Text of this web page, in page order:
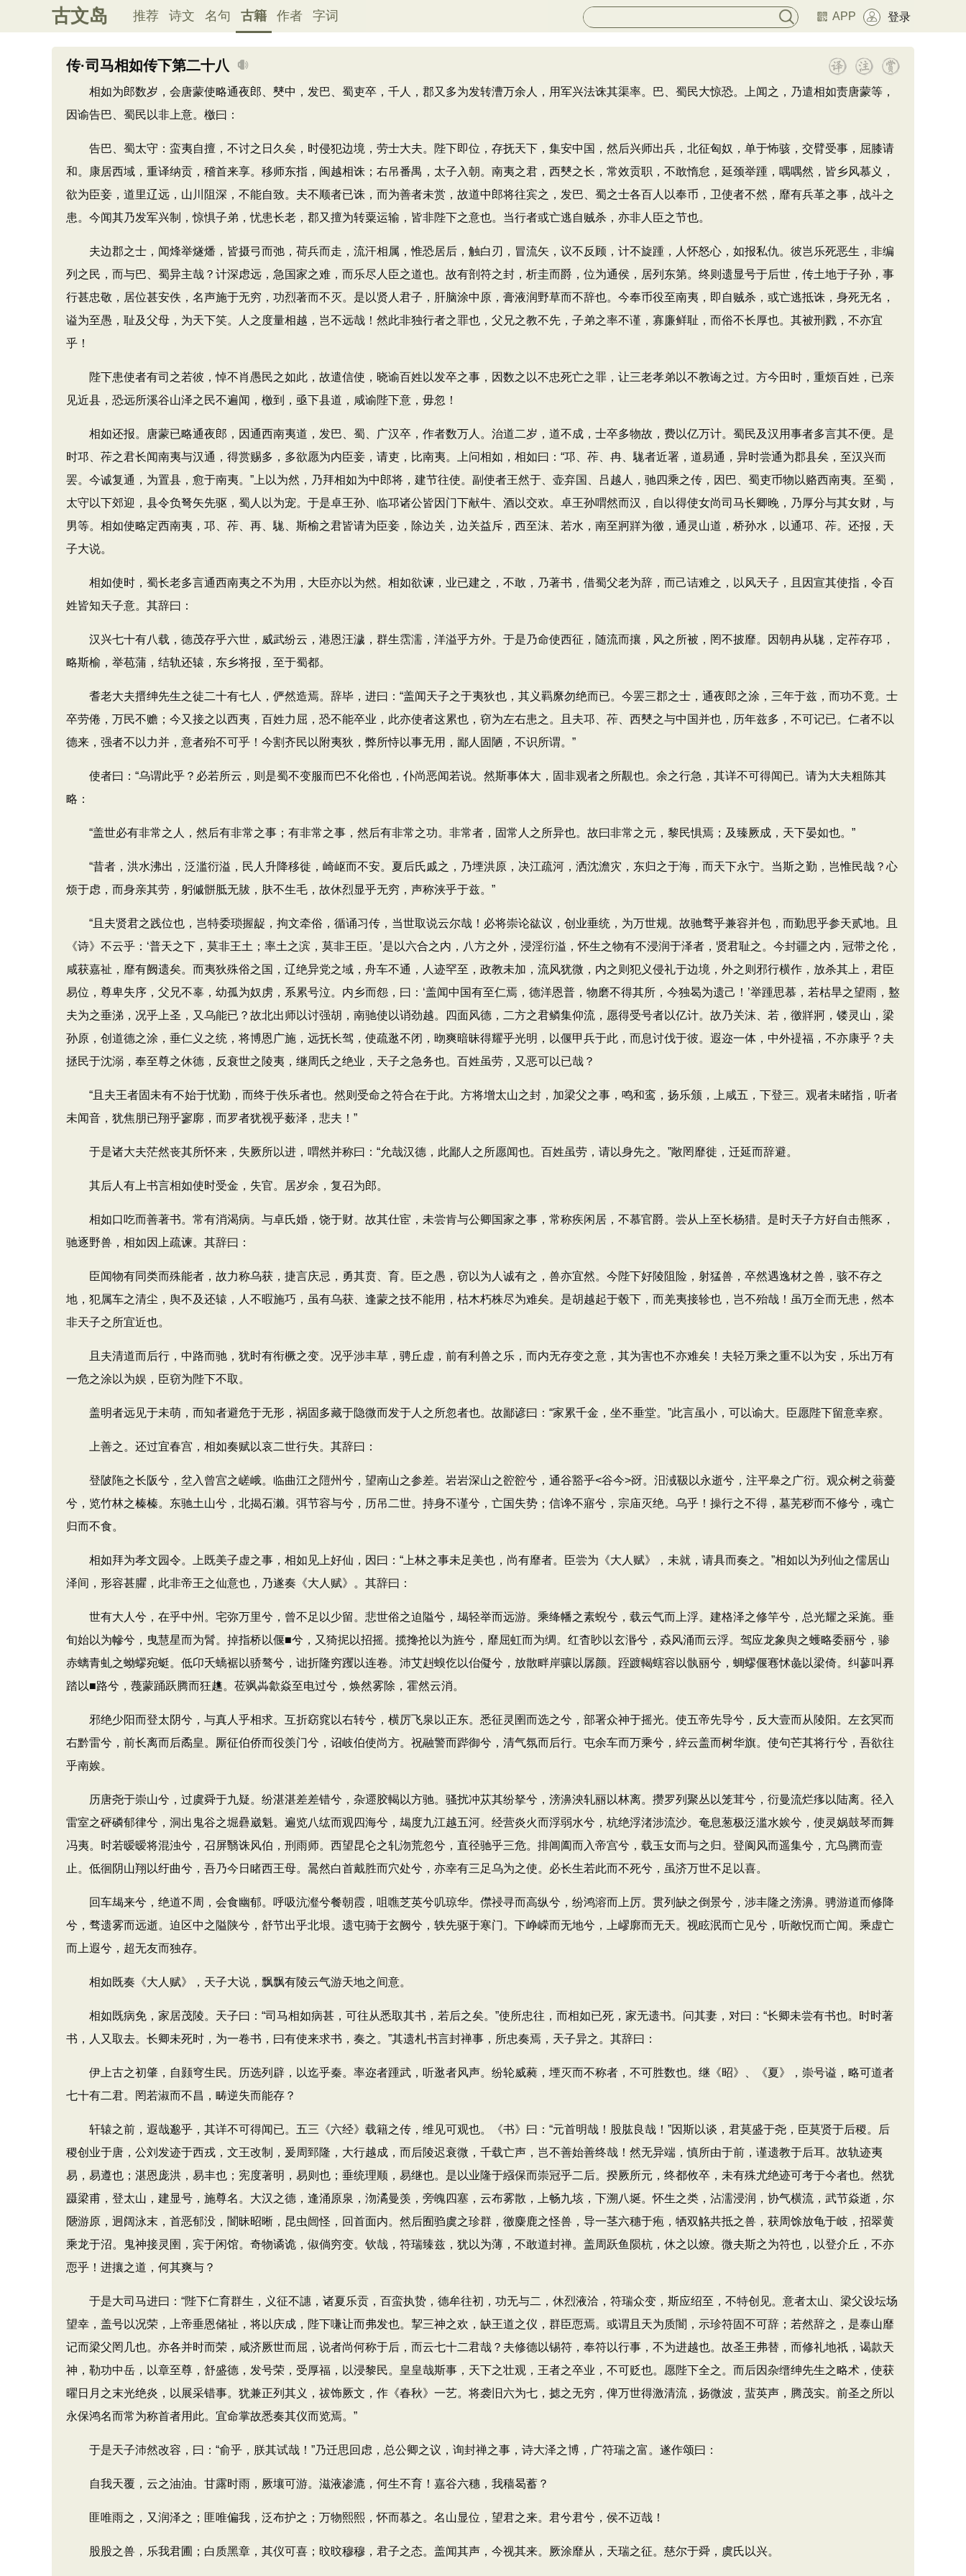
古文岛 推荐 诗文 名句 古籍 作者 字词 APP 登录
传·司马相如传下第二十八
相如为郎数岁，会唐蒙使略通夜郎、僰中，发巴、蜀吏卒，千人，郡又多为发转漕万余人，用军兴法诛其渠率。巴、蜀民大惊恐。上闻之，乃遣相如责唐蒙等，
因谕告巴、蜀民以非上意。檄曰：
告巴、蜀太守：蛮夷自擅，不讨之日久矣，时侵犯边境，劳士大夫。陛下即位，存抚天下，集安中国，然后兴师出兵，北征匈奴，单于怖骇，交臂受事，屈膝请
和。康居西域，重译纳贡，稽首来享。移师东指，闽越相诛；右吊番禺，太子入朝。南夷之君，西僰之长，常效贡职，不敢惰怠，延颈举踵，喁喁然，皆乡风慕义，
欲为臣妾，道里辽远，山川阻深，不能自致。夫不顺者已诛，而为善者未赏，故道中郎将往宾之，发巴、蜀之士各百人以奉币，卫使者不然，靡有兵革之事，战斗之
患。今闻其乃发军兴制，惊惧子弟，忧患长老，郡又擅为转粟运输，皆非陛下之意也。当行者或亡逃自贼杀，亦非人臣之节也。
夫边郡之士，闻烽举燧燔，皆摄弓而弛，荷兵而走，流汗相属，惟恐居后，触白刃，冒流矢，议不反顾，计不旋踵，人怀怒心，如报私仇。彼岂乐死恶生，非编
列之民，而与巴、蜀异主哉？计深虑远，急国家之难，而乐尽人臣之道也。故有剖符之封，析圭而爵，位为通侯，居列东第。终则遗显号于后世，传土地于子孙，事
行甚忠敬，居位甚安佚，名声施于无穷，功烈著而不灭。是以贤人君子，肝脑涂中原，膏液润野草而不辞也。今奉币役至南夷，即自贼杀，或亡逃抵诛，身死无名，
谥为至愚，耻及父母，为天下笑。人之度量相越，岂不远哉！然此非独行者之罪也，父兄之教不先，子弟之率不谨，寡廉鲜耻，而俗不长厚也。其被刑戮，不亦宜
乎！
陛下患使者有司之若彼，悼不肖愚民之如此，故遣信使，晓谕百姓以发卒之事，因数之以不忠死亡之罪，让三老孝弟以不教诲之过。方今田时，重烦百姓，已亲
见近县，恐远所溪谷山泽之民不遍闻，檄到，亟下县道，咸谕陛下意，毋忽！
相如还报。唐蒙已略通夜郎，因通西南夷道，发巴、蜀、广汉卒，作者数万人。治道二岁，道不成，士卒多物故，费以亿万计。蜀民及汉用事者多言其不便。是
时邛、莋之君长闻南夷与汉通，得赏赐多，多欲愿为内臣妾，请吏，比南夷。上问相如，相如曰：“邛、莋、冉、駹者近署，道易通，异时尝通为郡县矣，至汉兴而
罢。今诚复通，为置县，愈于南夷。”上以为然，乃拜相如为中郎将，建节往使。副使者王然于、壶弃国、吕越人，驰四乘之传，因巴、蜀吏币物以赂西南夷。至蜀，
太守以下郊迎，县令负弩矢先驱，蜀人以为宠。于是卓王孙、临邛诸公皆因门下献牛、酒以交欢。卓王孙喟然而汉，自以得使女尚司马长卿晚，乃厚分与其女财，与
男等。相如使略定西南夷，邛、莋、再、駹、斯榆之君皆请为臣妾，除边关，边关益斥，西至沫、若水，南至牁牂为徼，通灵山道，桥孙水，以通邛、莋。还报，天
子大说。
相如使时，蜀长老多言通西南夷之不为用，大臣亦以为然。相如欲谏，业已建之，不敢，乃著书，借蜀父老为辞，而己诘难之，以风天子，且因宣其使指，令百
姓皆知天子意。其辞曰：
汉兴七十有八载，德茂存乎六世，威武纷云，港恩汪濊，群生霑濡，洋溢乎方外。于是乃命使西征，随流而攘，风之所被，罔不披靡。因朝冉从駹，定莋存邛，
略斯榆，举苞蒲，结轨还辕，东乡将报，至于蜀都。
耆老大夫搢绅先生之徒二十有七人，俨然造焉。辞毕，进曰：“盖闻天子之于夷狄也，其义羁縻勿绝而已。今罢三郡之士，通夜郎之涂，三年于兹，而功不竟。士
卒劳倦，万民不赡；今又接之以西夷，百姓力屈，恐不能卒业，此亦使者这累也，窃为左右患之。且夫邛、莋、西僰之与中国并也，历年兹多，不可记已。仁者不以
德来，强者不以力并，意者殆不可乎！今割齐民以附夷狄，弊所恃以事无用，鄙人固陋，不识所谓。”
使者曰：“乌谓此乎？必若所云，则是蜀不变服而巴不化俗也，仆尚恶闻若说。然斯事体大，固非观者之所覯也。余之行急，其详不可得闻已。请为大夫粗陈其
略：
“盖世必有非常之人，然后有非常之事；有非常之事，然后有非常之功。非常者，固常人之所异也。故曰非常之元，黎民惧焉；及臻厥成，天下晏如也。”
“昔者，洪水沸出，泛滥衍溢，民人升降移徙，崎岖而不安。夏后氏戚之，乃堙洪原，决江疏河，洒沈澹灾，东归之于海，而天下永宁。当斯之勤，岂惟民哉？心
烦于虑，而身亲其劳，躬傶骿胝无胈，肤不生毛，故休烈显乎无穷，声称浃乎于兹。”
“且夫贤君之践位也，岂特委琐握龊，拘文牵俗，循诵习传，当世取说云尔哉！必将崇论谹议，创业垂统，为万世规。故驰骛乎兼容并包，而勤思乎参天贰地。且
《诗》不云乎：‘普天之下，莫非王土；率土之滨，莫非王臣。’是以六合之内，八方之外，浸淫衍溢，怀生之物有不浸润于泽者，贤君耻之。今封疆之内，冠带之伦，
咸获嘉祉，靡有阙遗矣。而夷狄殊俗之国，辽绝异党之域，舟车不通，人迹罕至，政教未加，流风犹微，内之则犯义侵礼于边境，外之则邪行横作，放杀其上，君臣
易位，尊卑失序，父兄不辜，幼孤为奴虏，系累号泣。内乡而怨，曰：‘盖闻中国有至仁焉，德洋恩普，物磨不得其所，今独曷为遗己！’举踵思慕，若枯旱之望雨，盭
夫为之垂涕，况乎上圣，又乌能已？故北出师以讨强胡，南驰使以诮劲越。四面风德，二方之君鳞集仰流，愿得受号者以亿计。故乃关沫、若，徼牂牁，镂灵山，梁
孙原，创道德之涂，垂仁义之统，将博恩广施，远抚长驾，使疏逖不闭，昒爽暗昧得耀乎光明，以偃甲兵于此，而息讨伐于彼。遐迩一体，中外禔福，不亦康乎？夫
拯民于沈溺，奉至尊之休德，反衰世之陵夷，继周氏之绝业，天子之急务也。百姓虽劳，又恶可以已哉？
“且夫王者固未有不始于忧勤，而终于佚乐者也。然则受命之符合在于此。方将增太山之封，加梁父之事，鸣和鸾，扬乐颁，上咸五，下登三。观者未睹指，听者
未闻音，犹焦朋已翔乎寥廓，而罗者犹视乎薮泽，悲夫！”
于是诸大夫茫然丧其所怀来，失厥所以进，喟然并称曰：“允哉汉德，此鄙人之所愿闻也。百姓虽劳，请以身先之。”敞罔靡徙，迁延而辞避。
其后人有上书言相如使时受金，失官。居岁余，复召为郎。
相如口吃而善著书。常有消渴病。与卓氏婚，饶于财。故其仕宦，未尝肯与公卿国家之事，常称疾闲居，不慕官爵。尝从上至长杨猎。是时天子方好自击熊豕，
驰逐野兽，相如因上疏谏。其辞曰：
臣闻物有同类而殊能者，故力称乌获，捷言庆忌，勇其贲、育。臣之愚，窃以为人诚有之，兽亦宜然。今陛下好陵阻险，射猛兽，卒然遇逸材之兽，骇不存之
地，犯属车之清尘，舆不及还辕，人不暇施巧，虽有乌获、逢蒙之技不能用，枯木朽株尽为难矣。是胡越起于毂下，而羌夷接轸也，岂不殆哉！虽万全而无患，然本
非天子之所宜近也。
且夫清道而后行，中路而驰，犹时有衔橛之变。况乎涉丰草，骋丘虚，前有利兽之乐，而内无存变之意，其为害也不亦难矣！夫轻万乘之重不以为安，乐出万有
一危之涂以为娱，臣窃为陛下不取。
盖明者远见于未萌，而知者避危于无形，祸固多藏于隐微而发于人之所忽者也。故鄙谚曰：“家累千金，坐不垂堂。”此言虽小，可以谕大。臣愿陛下留意幸察。
上善之。还过宜春宫，相如奏赋以哀二世行失。其辞曰：
登陂陁之长阪兮，坌入曾宫之嵯峨。临曲江之隑州兮，望南山之参差。岩岩深山之谾谾兮，通谷豁乎<谷今>谺。汨淢靸以永逝兮，注平皋之广衍。观众树之蓊薆
兮，览竹林之榛榛。东驰土山兮，北揭石濑。弭节容与兮，历吊二世。持身不谨兮，亡国失势；信谗不寤兮，宗庙灭绝。乌乎！操行之不得，墓芜秽而不修兮，魂亡
归而不食。
相如拜为孝文园令。上既美子虚之事，相如见上好仙，因曰：“上林之事未足美也，尚有靡者。臣尝为《大人赋》，未就，请具而奏之。”相如以为列仙之儒居山
泽间，形容甚臞，此非帝王之仙意也，乃遂奏《大人赋》。其辞曰：
世有大人兮，在乎中州。宅弥万里兮，曾不足以少留。悲世俗之迫隘兮，朅轻举而远游。乘绛幡之素蜺兮，载云气而上浮。建格泽之修竿兮，总光耀之采旄。垂
旬始以为幓兮，曳慧星而为髾。掉指桥以偃■兮，又猗抳以招摇。揽搀抢以为旌兮，靡屈虹而为绸。红杳眇以玄湣兮，猋风涌而云浮。驾应龙象舆之蠖略委丽兮，骖
赤螭青虬之蚴蟉宛蜓。低卬夭蟜裾以骄骜兮，诎折隆穷躩以连卷。沛艾赳螑仡以佁儗兮，放散畔岸骧以孱颜。跮踱輵螛容以骫丽兮，蜩蟉偃寋怵彘以梁倚。纠蓼叫奡
踏以■路兮，薎蒙踊跃腾而狂趭。莅飒芔歙焱至电过兮，焕然雾除，霍然云消。
邪绝少阳而登太阴兮，与真人乎相求。互折窈窕以右转兮，横厉飞泉以正东。悉征灵圉而选之兮，部署众神于摇光。使五帝先导兮，反大壹而从陵阳。左玄冥而
右黔雷兮，前长离而后矞皇。厮征伯侨而役羡门兮，诏岐伯使尚方。祝融警而跸御兮，清气氛而后行。屯余车而万乘兮，綷云盖而树华旗。使句芒其将行兮，吾欲往
乎南娭。
历唐尧于崇山兮，过虞舜于九疑。纷湛湛差差错兮，杂遝胶輵以方驰。骚扰冲苁其纷拏兮，滂濞泱轧丽以林离。攒罗列聚丛以笼茸兮，衍曼流烂痑以陆离。径入
雷室之砰磷郁律兮，洞出鬼谷之堀礨崴魁。遍览八纮而观四海兮，朅度九江越五河。经营炎火而浮弱水兮，杭绝浮渚涉流沙。奄息葱极泛滥水娭兮，使灵娲鼓琴而舞
冯夷。时若暧暧将混浊兮，召屏翳诛风伯，刑雨师。西望昆仑之轧沕荒忽兮，直径驰乎三危。排阊阖而入帝宫兮，载玉女而与之归。登阆风而遥集兮，亢鸟腾而壹
止。低徊阴山翔以纡曲兮，吾乃今日睹西王母。暠然白首戴胜而穴处兮，亦幸有三足乌为之使。必长生若此而不死兮，虽济万世不足以喜。
回车朅来兮，绝道不周，会食幽郁。呼吸沆瀣兮餐朝霞，咀噍芝英兮叽琼华。僸祲寻而高纵兮，纷鸿溶而上厉。贯列缺之倒景兮，涉丰隆之滂濞。骋游道而修降
兮，骛遗雾而远逝。迫区中之隘陕兮，舒节出乎北垠。遗屯骑于玄阙兮，轶先驱于寒门。下峥嵘而无地兮，上嵺廓而无天。视眩泯而亡见兮，听敞怳而亡闻。乘虚亡
而上遐兮，超无友而独存。
相如既奏《大人赋》，天子大说，飘飘有陵云气游天地之间意。
相如既病免，家居茂陵。天子曰：“司马相如病甚，可往从悉取其书，若后之矣。”使所忠往，而相如已死，家无遗书。问其妻，对曰：“长卿未尝有书也。时时著
书，人又取去。长卿未死时，为一卷书，曰有使来求书，奏之。”其遗札书言封禅事，所忠奏焉，天子异之。其辞曰：
伊上古之初肇，自颢穹生民。历选列辟，以迄乎秦。率迩者踵武，听逖者风声。纷轮威蕤，堙灭而不称者，不可胜数也。继《昭》、《夏》，崇号谥，略可道者
七十有二君。罔若淑而不昌，畴逆失而能存？
轩辕之前，遐哉邈乎，其详不可得闻已。五三《六经》载籍之传，维见可观也。《书》曰：“元首明哉！股肱良哉！”因斯以谈，君莫盛于尧，臣莫贤于后稷。后
稷创业于唐，公刘发迹于西戎，文王改制，爰周郅隆，大行越成，而后陵迟衰微，千载亡声，岂不善始善终哉！然无异端，慎所由于前，谨遗教于后耳。故轨迹夷
易，易遵也；湛恩庞洪，易丰也；宪度著明，易则也；垂统理顺，易继也。是以业隆于繦保而崇冠乎二后。揆厥所元，终都攸卒，未有殊尤绝迹可考于今者也。然犹
蹑梁甫，登太山，建显号，施尊名。大汉之德，逢涌原泉，沕潏曼羡，旁魄四塞，云布雾散，上畅九垓，下溯八埏。怀生之类，沾濡浸润，协气横流，武节焱逝，尔
陿游原，迥阔泳末，首恶郁没，闇昧昭晰，昆虫闿怪，回首面内。然后囿驺虞之珍群，徼麋鹿之怪兽，导一茎六穗于疱，牺双觡共抵之兽，获周馀放龟于岐，招翠黄
乘龙于沼。鬼神接灵圉，宾于闲馆。奇物谲诡，俶倘穷变。钦哉，符瑞臻兹，犹以为薄，不敢道封禅。盖周跃鱼陨杭，休之以燎。微夫斯之为符也，以登介丘，不亦
恧乎！进攘之道，何其爽与？
于是大司马进曰：“陛下仁育群生，义征不譓，诸夏乐贡，百蛮执贽，德牟往初，功无与二，休烈液洽，符瑞众变，斯应绍至，不特创见。意者太山、梁父设坛场
望幸，盖号以况荣，上帝垂恩储祉，将以庆成，陛下嗛让而弗发也。挈三神之欢，缺王道之仪，群臣恧焉。或谓且天为质闇，示珍符固不可辞；若然辞之，是泰山靡
记而梁父罔几也。亦各并时而荣，咸济厥世而屈，说者尚何称于后，而云七十二君哉？夫修德以锡符，奉符以行事，不为进越也。故圣王弗替，而修礼地祇，谒款天
神，勒功中岳，以章至尊，舒盛德，发号荣，受厚福，以浸黎民。皇皇哉斯事，天下之壮观，王者之卒业，不可贬也。愿陛下全之。而后因杂缙绅先生之略术，使获
曜日月之末光绝炎，以展采错事。犹兼正列其义，祓饰厥文，作《春秋》一艺。将袭旧六为七，摅之无穷，俾万世得激清流，扬微波，蜚英声，腾茂实。前圣之所以
永保鸿名而常为称首者用此。宜命掌故悉奏其仪而览焉。”
于是天子沛然改容，曰：“俞乎，朕其试哉！”乃迁思回虑，总公卿之议，询封禅之事，诗大泽之博，广符瑞之富。遂作颂曰：
自我天覆，云之油油。甘露时雨，厥壤可游。滋液渗漉，何生不育！嘉谷六穗，我穑曷蓄？
匪唯雨之，又润泽之；匪唯偏我，泛布护之；万物熙熙，怀而慕之。名山显位，望君之来。君兮君兮，侯不迈哉！
股股之兽，乐我君圃；白质黑章，其仪可喜；旼旼穆穆，君子之态。盖闻其声，今视其来。厥涂靡从，天瑞之征。慈尔于舜，虞氏以兴。